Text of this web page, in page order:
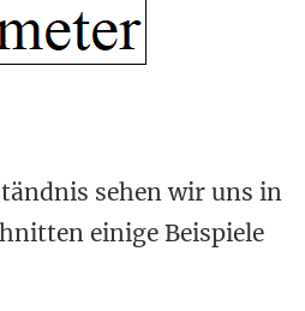
sehen wir uns in
einige Beispiele